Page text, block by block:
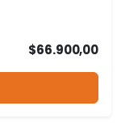
$66.900,00